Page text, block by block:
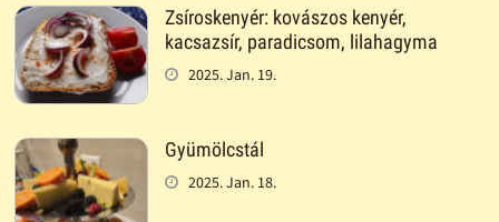
Zsíroskenyér: kovászos kenyér,
kacsazsír, paradicsom, lilahagyma
2025. Jan. 19.
Gyümölcstál
2025. Jan. 18.